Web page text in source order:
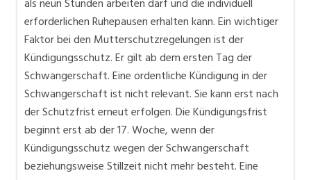
als neun Stunden arbeiten darf und die individuell
erforderlichen Ruhepausen erhalten kann. Ein wichtiger
Faktor bei den Mutterschutzregelungen ist der
Kündigungsschutz. Er gilt ab dem ersten Tag der
Schwangerschaft. Eine ordentliche Kündigung in der
Schwangerschaft ist nicht relevant. Sie kann erst nach
der Schutzfrist erneut erfolgen. Die Kündigungsfrist
beginnt erst ab der 17. Woche, wenn der
Kündigungsschutz wegen der Schwangerschaft
beziehungsweise Stillzeit nicht mehr besteht. Eine